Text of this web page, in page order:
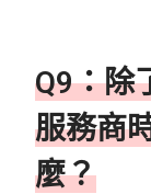
Q9：除
服務商
麼？